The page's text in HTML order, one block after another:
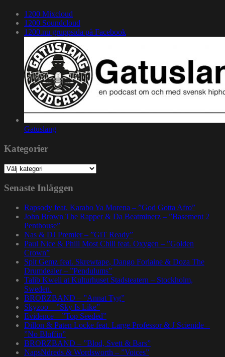
1200 Mixcloud
1200 Soundcloud
1200.nu gruppsida på Facebook
Gatuslang
Kategorier
Kategorier
Senaste Inläggen
Rapsody feat. Karabo Ya Morena – ”God Gotta Afro”
John Brown The Rapper & Da Beatminerz – ”Basement 2
Penthouse”
Nas & DJ Premier – ”GiT Ready”
Paul Nice & Phill Most Chill feat. Oxygen – ”Golden
Crown”
Spit Gemz feat. Skrewtape, Dango Forlaine & Doza The
Drumdealer – ”Pendulums”
Talib Kweli at Kulturhuset Stadsteatern – Stockholm,
Sweden.
BRORZBAND – ”Annat Tyg”
Skyzoo – ”Sky Is Like”
Evidence – ”Top Seeded”
Dillon & Paten Locke feat. Large Professor & J Scienide –
”No Bluffin”
BRORZBAND – ”Blod, Svett & Bars”
NapsNdreds & Wordsworth – ”Voices”